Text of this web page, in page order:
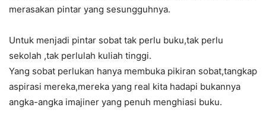
merasakan pintar yang sesungguhnya.
Untuk menjadi pintar sobat tak perlu buku,tak perlu
sekolah ,tak perlulah kuliah tinggi.
Yang sobat perlukan hanya membuka pikiran sobat,tangkap
aspirasi mereka,mereka yang real kita hadapi bukannya
angka-angka imajiner yang penuh menghiasi buku.